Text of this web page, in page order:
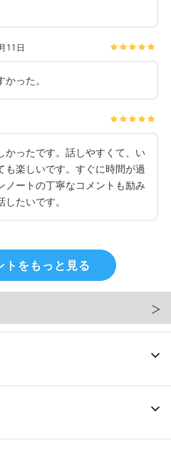
11日
った。
かったです。話しやすくて、い
も楽しいです。すぐに時間が過
ノートの丁寧なコメントも励み
たいです。
トをもっと見る